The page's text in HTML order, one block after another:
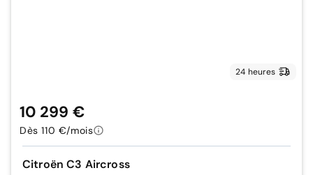
24 heures
Citroën C3 Aircross
10 299 €
Dès 110 €/mois